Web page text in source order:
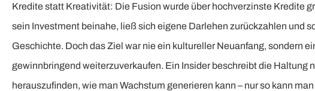
Kredite statt Kreativität: Die Fusion wurde über hochverzinste Kredite
sein Investment beinahe, ließ sich eigene Darlehen zurückzahlen und
Geschichte. Doch das Ziel war nie ein kultureller Neuanfang, sondern
gewinnbringend weiterzuverkaufen. Ein Insider beschreibt die Haltung
herauszufinden, wie man Wachstum generieren kann – nur so kann